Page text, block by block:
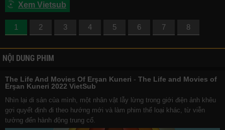
Xem Vietsub
1 2 3 4 5 6 7 8
NỘI DUNG PHIM
The Life And Movies Of Erşan Kuneri - The Life and Movies of
Erşan Kuneri 2022 VietSub
Nhìn lại di sản của mình, một nhân vật lẫy lừng trong giới điện ảnh khêu
gợi quyết định đi theo hướng mới và làm phim thể loại khác, từ viễn
tưởng đến hành động trung cổ.